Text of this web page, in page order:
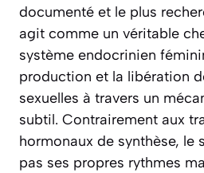
documenté et le plus
agit comme un véritable
système endocrinien
production et la libération
sexuelles à travers un
subtil. Contrairement aux
hormonaux de synthèse, le
pas ses propres rythmes